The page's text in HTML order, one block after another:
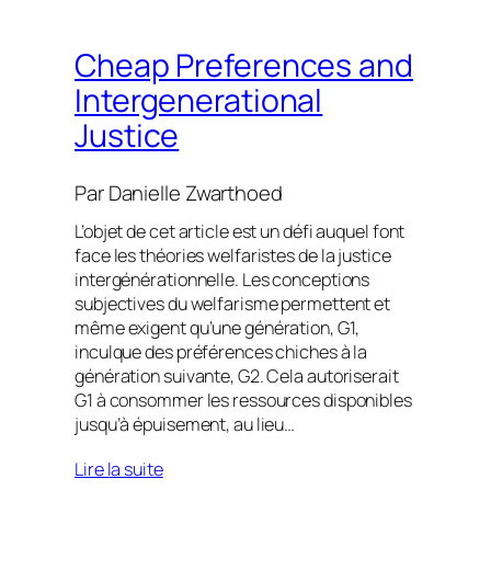
Cheap Preferences and
Intergenerational
Justice
ParDanielle Zwarthoed
L’objet de cet article est un défi auquel font
face les théories welfaristes de la justice
intergénérationnelle. Les conceptions
subjectives du welfarisme permettent et
même exigent qu’une génération, G1,
inculque des préférences chiches à la
génération suivante, G2. Cela autoriserait
G1 à consommer les ressources disponibles
jusqu’à épuisement, au lieu…
Lire la suite